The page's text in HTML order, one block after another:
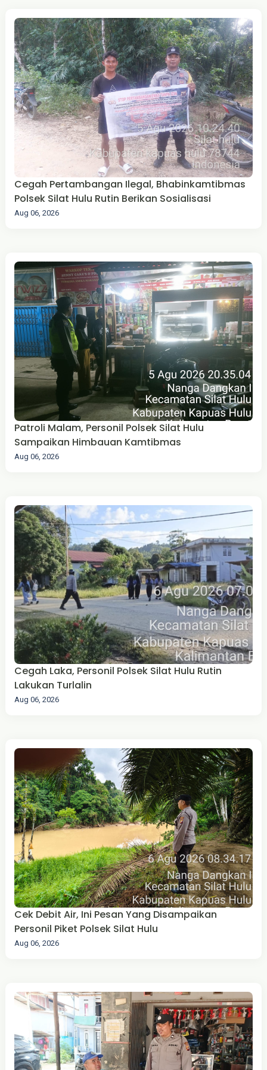
Cegah Pertambangan Ilegal, Bhabinkamtibmas
Polsek Silat Hulu Rutin Berikan Sosialisasi
Aug 06, 2026
Patroli Malam, Personil Polsek Silat Hulu
Sampaikan Himbauan Kamtibmas
Aug 06, 2026
Cegah Laka, Personil Polsek Silat Hulu Rutin
Lakukan Turlalin
Aug 06, 2026
Cek Debit Air, Ini Pesan Yang Disampaikan
Personil Piket Polsek Silat Hulu
Aug 06, 2026